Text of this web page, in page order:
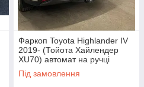
Фаркоп Toyota Highlander IV
2019- (Тойота Хайлендер
XU70) автомат на ручці
Під замовлення